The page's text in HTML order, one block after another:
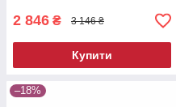
2 846 ₴ 3 146 ₴
Купити
–18%